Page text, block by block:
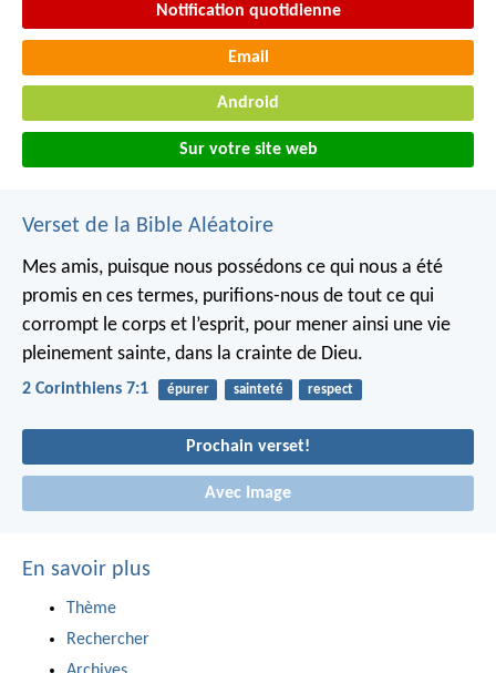
Notification quotidienne
Email
Android
Sur votre site web
Verset de la Bible Aléatoire
Mes amis, puisque nous possédons ce qui nous a été
promis en ces termes, purifions-nous de tout ce qui
corrompt le corps et l’esprit, pour mener ainsi une vie
pleinement sainte, dans la crainte de Dieu.
2 Corinthiens 7:1 épurer sainteté respect
Prochain verset!
Avec Image
En savoir plus
Thème
Rechercher